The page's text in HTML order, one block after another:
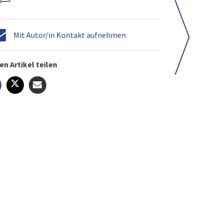
Mit Autor/in Kontakt aufnehmen
Artikel teilen